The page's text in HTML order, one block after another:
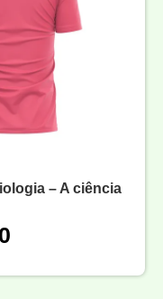
– A ciência